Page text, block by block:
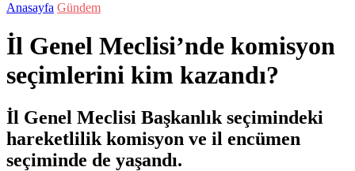
Anasayfa Gündem
İl Genel Meclisi’nde komisyon
seçimlerini kim kazandı?
İl Genel Meclisi Başkanlık seçimindeki
hareketlilik komisyon ve il encümen
seçiminde de yaşandı.